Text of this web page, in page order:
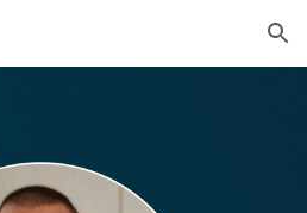
Skip to navigation